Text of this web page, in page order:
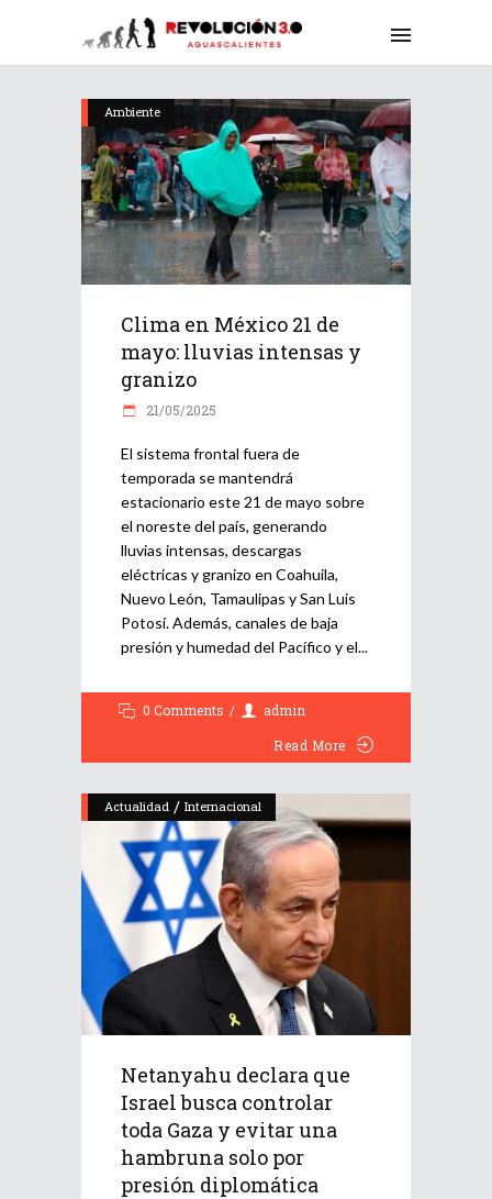
Ambiente
Clima en México 21 de
mayo: lluvias intensas y
granizo
21/05/2025
El sistema frontal fuera de
temporada se mantendrá
estacionario este 21 de mayo sobre
el noreste del país, generando
lluvias intensas, descargas
eléctricas y granizo en Coahuila,
Nuevo León, Tamaulipas y San Luis
Potosí. Además, canales de baja
presión y humedad del Pacífico y el
0 Comments
admin
Read More
Actualidad / Internacional
Netanyahu declara que
Israel busca controlar
toda Gaza y evitar una
hambruna solo por
presión diplomática